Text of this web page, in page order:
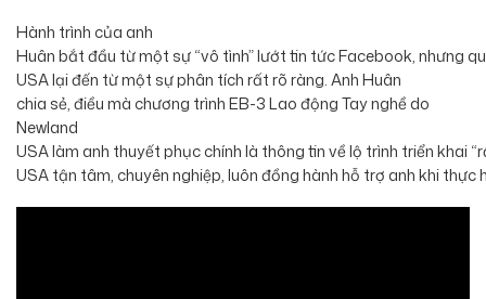
Hành trình của anh
Huân bắt đầu từ một sự “vô tình” lướt tin tức Facebook, nhưng
USA lại đến từ một sự phân tích rất rõ ràng. Anh Huân
chia sẻ, điều mà chương trình EB-3 Lao động Tay nghề do
Newland
USA làm anh thuyết phục chính là thông tin về lộ trình triển khai
USA tận tâm, chuyên nghiệp, luôn đồng hành hỗ trợ anh khi thực